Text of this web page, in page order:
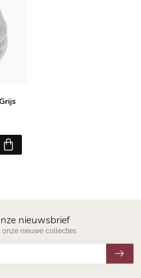
nieuwsbrief
nieuwe collecties